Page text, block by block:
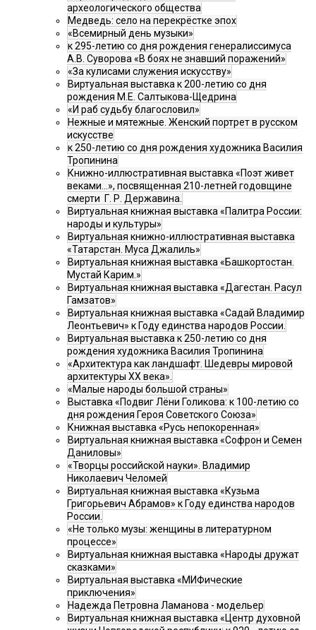
археологического общества
Медведь: село на перекрёстке эпох
«Всемирный день музыки»
к 295-летию со дня рождения генералиссимуса
А.В. Суворова «В боях не знавший поражений»
«За кулисами служения искусству»
Виртуальная выставка к 200-летию со дня
рождения М.Е. Салтыкова-Щедрина
«И раб судьбу благословил»
Нежные и мятежные. Женский портрет в русском
искусстве
к 250-летию со дня рождения художника Василия
Тропинина
Книжно-иллюстративная выставка «Поэт живет
веками…», посвященная 210-летней годовщине
смерти Г. Р. Державина.
Виртуальная книжная выставка «Палитра России:
народы и культуры»
Виртуальная книжно-иллюстративная выставка
«Татарстан. Муса Джалиль»
Виртуальная книжная выставка «Башкортостан.
Мустай Карим.»
Виртуальная книжная выставка «Дагестан. Расул
Гамзатов»
Виртуальная книжная выставка «Садай Владимир
Леонтьевич» к Году единства народов России.
Виртуальная выставка к 250-летию со дня
рождения художника Василия Тропинина
«Архитектура как ландшафт. Шедевры мировой
архитектуры XX века».
«Малые народы большой страны»
Выставка «Подвиг Лёни Голикова: к 100-летию со
дня рождения Героя Советского Союза»
Книжная выставка «Русь непокоренная»
Виртуальная книжная выставка «Софрон и Семен
Даниловы»
«Творцы российской науки». Владимир
Николаевич Челомей
Виртуальная книжная выставка «Кузьма
Григорьевич Абрамов» к Году единства народов
России.
«Не только музы: женщины в литературном
процессе»
Виртуальная книжная выставка «Народы дружат
сказками»
Виртуальная выставка «МИФические
приключения»
Надежда Петровна Ламанова - модельер
Виртуальная книжная выставка «Центр духовной